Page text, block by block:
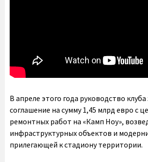
В апреле этого года руководство
соглашение на сумму 1,45 млрд евро с
ремонтных работ на «Камп Ноу»,
инфраструктурных объектов и
прилегающей к стадиону территории.